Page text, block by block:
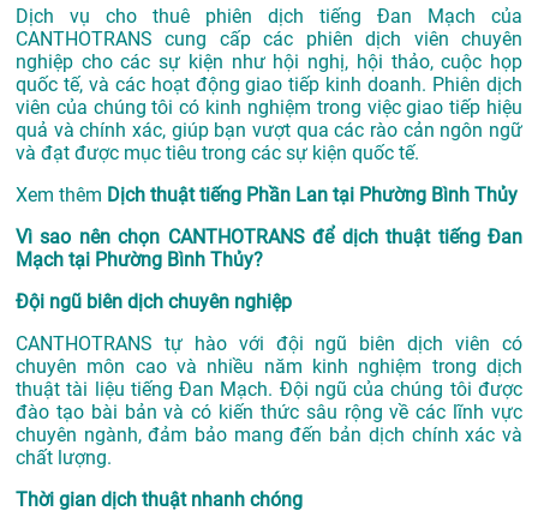
Dịch vụ cho thuê phiên dịch tiếng Đan Mạch của
CANTHOTRANS cung cấp các phiên dịch viên chuyên
nghiệp cho các sự kiện như hội nghị, hội thảo, cuộc họp
quốc tế, và các hoạt động giao tiếp kinh doanh. Phiên dịch
viên của chúng tôi có kinh nghiệm trong việc giao tiếp hiệu
quả và chính xác, giúp bạn vượt qua các rào cản ngôn ngữ
và đạt được mục tiêu trong các sự kiện quốc tế.
Xem thêm Dịch thuật tiếng Phần Lan tại Phường Bình Thủy
Vì sao nên chọn CANTHOTRANS để dịch thuật tiếng Đan
Mạch tại Phường Bình Thủy?
Đội ngũ biên dịch chuyên nghiệp
CANTHOTRANS tự hào với đội ngũ biên dịch viên có
chuyên môn cao và nhiều năm kinh nghiệm trong dịch
thuật tài liệu tiếng Đan Mạch. Đội ngũ của chúng tôi được
đào tạo bài bản và có kiến thức sâu rộng về các lĩnh vực
chuyên ngành, đảm bảo mang đến bản dịch chính xác và
chất lượng.
Thời gian dịch thuật nhanh chóng